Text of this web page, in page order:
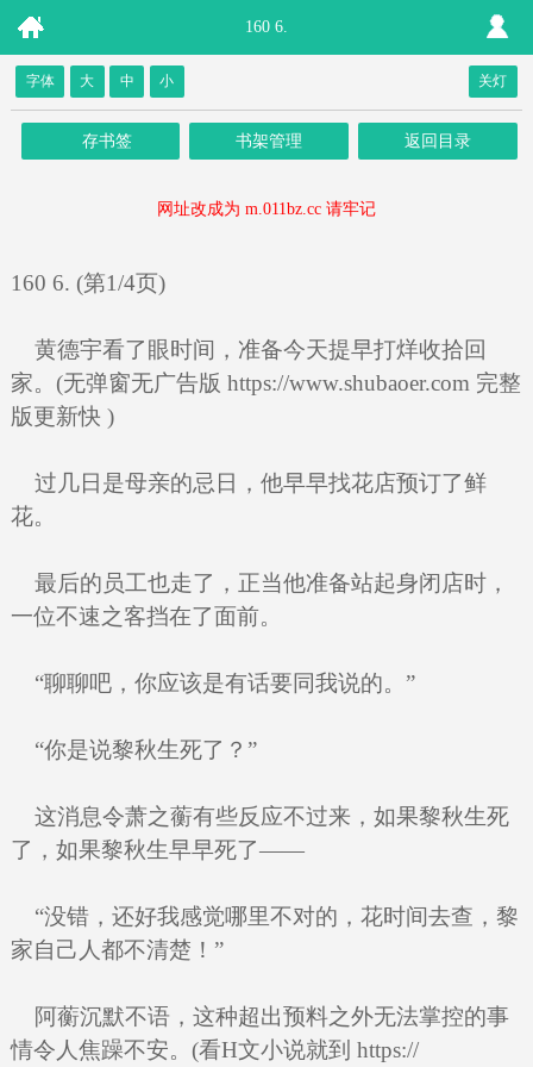
160 6.
字体 大 中 小 关灯
存书签 书架管理 返回目录
网址改成为 m.011bz.cc 请牢记
160 6. (第1/4页)
黄德宇看了眼时间，准备今天提早打烊收拾回
家。(无弹窗无广告版 https://www.shubaoer.com 完整
版更新快 )
过几日是母亲的忌日，他早早找花店预订了鲜
花。
最后的员工也走了，正当他准备站起身闭店时，
一位不速之客挡在了面前。
“聊聊吧，你应该是有话要同我说的。”
“你是说黎秋生死了？”
这消息令萧之蘅有些反应不过来，如果黎秋生死
了，如果黎秋生早早死了——
“没错，还好我感觉哪里不对的，花时间去查，黎
家自己人都不清楚！”
阿蘅沉默不语，这种超出预料之外无法掌控的事
情令人焦躁不安。(看H文小说就到 https://